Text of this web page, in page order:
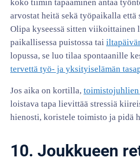
koko tiimin tapaaminen antaa
arvostat heitä sekä työpaikalla että
Olipa kyseessä sitten viikoittainen
paikallisessa puistossa tai
lopussa, se luo tilaa spontaanille
tervettä työ- ja yksityiselämän
Jos aika on kortilla, toimistojuhlien
loistava tapa lievittää stressiä
hienosti, koristele toimisto ja pidä
10. Joukkueen